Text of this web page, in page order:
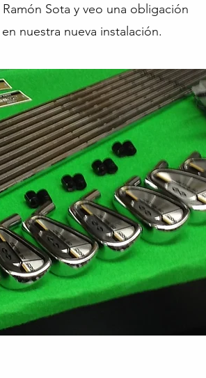
Sota y veo una obligación
nuestra nueva instalación.